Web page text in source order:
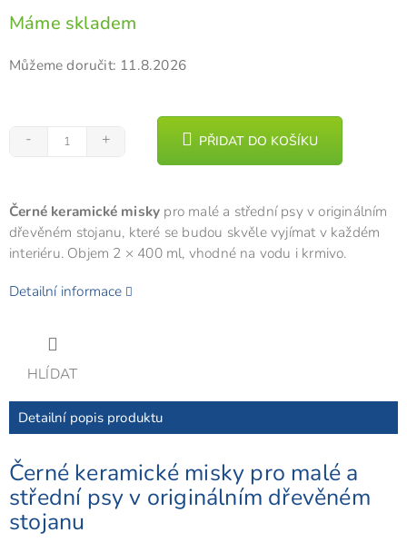
Měrná
cena:
Máme skladem
Můžeme doručit: 11.8.2026
PŘIDAT DO KOŠÍKU
Černé keramické misky pro malé a střední psy v originálním
dřevěném stojanu, které se budou skvěle vyjímat v každém
interiéru. Objem 2 × 400 ml, vhodné na vodu i krmivo.
Detailní informace
HLÍDAT
Detailní popis produktu
Černé keramické misky pro malé a
střední psy v originálním dřevěném
stojanu